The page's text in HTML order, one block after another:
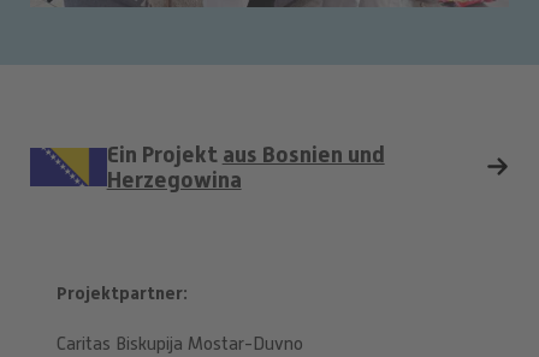
Ein Projekt aus Bosnien und
Herzegowina
Projektpartner
Caritas Biskupija Mostar-Duvno